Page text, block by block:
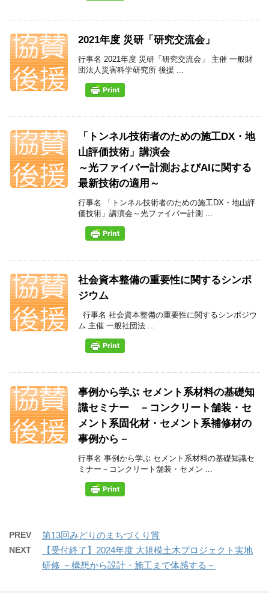
2021年度 災研「研究交流会」
行事名 2021年度 災研「研究交流会」 主催 一般財
団法人災害科学研究所 後援 ...
「トンネル技術者のための施工DX・地
山評価技術」講演会
～光ファイバー計測およびAIに関する
最新技術の適用～
行事名 「トンネル技術者のための施工DX・地山評
価技術」講演会～光ファイバー計測 ...
社会資本整備の重要性に関するシンポ
ジウム
行事名 社会資本整備の重要性に関するシンポジウ
ム 主催 一般社団法 ...
事例から学ぶ セメント系材料の基礎知
識セミナー －コンクリート舗装・セ
メント系固化材・セメント系補修材の
事例から－
行事名 事例から学ぶ セメント系材料の基礎知識セ
ミナー－コンクリート舗装・セメン ...
PREV 第13回みどりのまちづくり賞
NEXT
【受付終了】2024年度 大規模土木プロジェクト実地
研修 －構想から設計・施工まで体感する－